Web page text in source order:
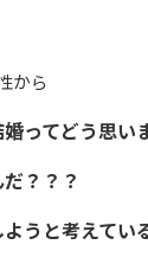
から
ってどう思い
？？？
うと考えてい